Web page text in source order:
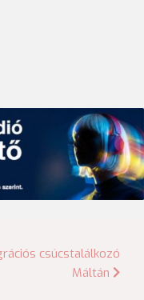
csúcstalálkozó
Máltán